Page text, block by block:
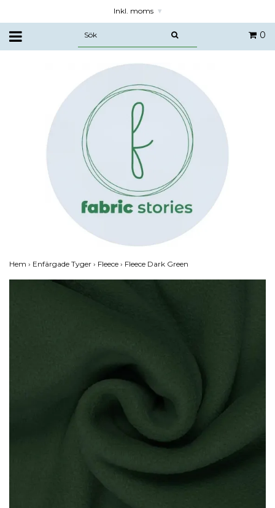
Inkl. moms ▾
0
Hem › Enfärgade Tyger › Fleece › Fleece Dark Green